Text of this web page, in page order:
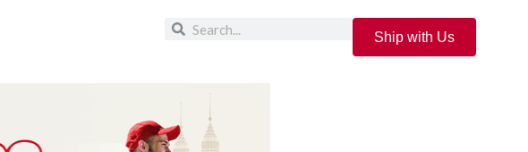
Ship with Us